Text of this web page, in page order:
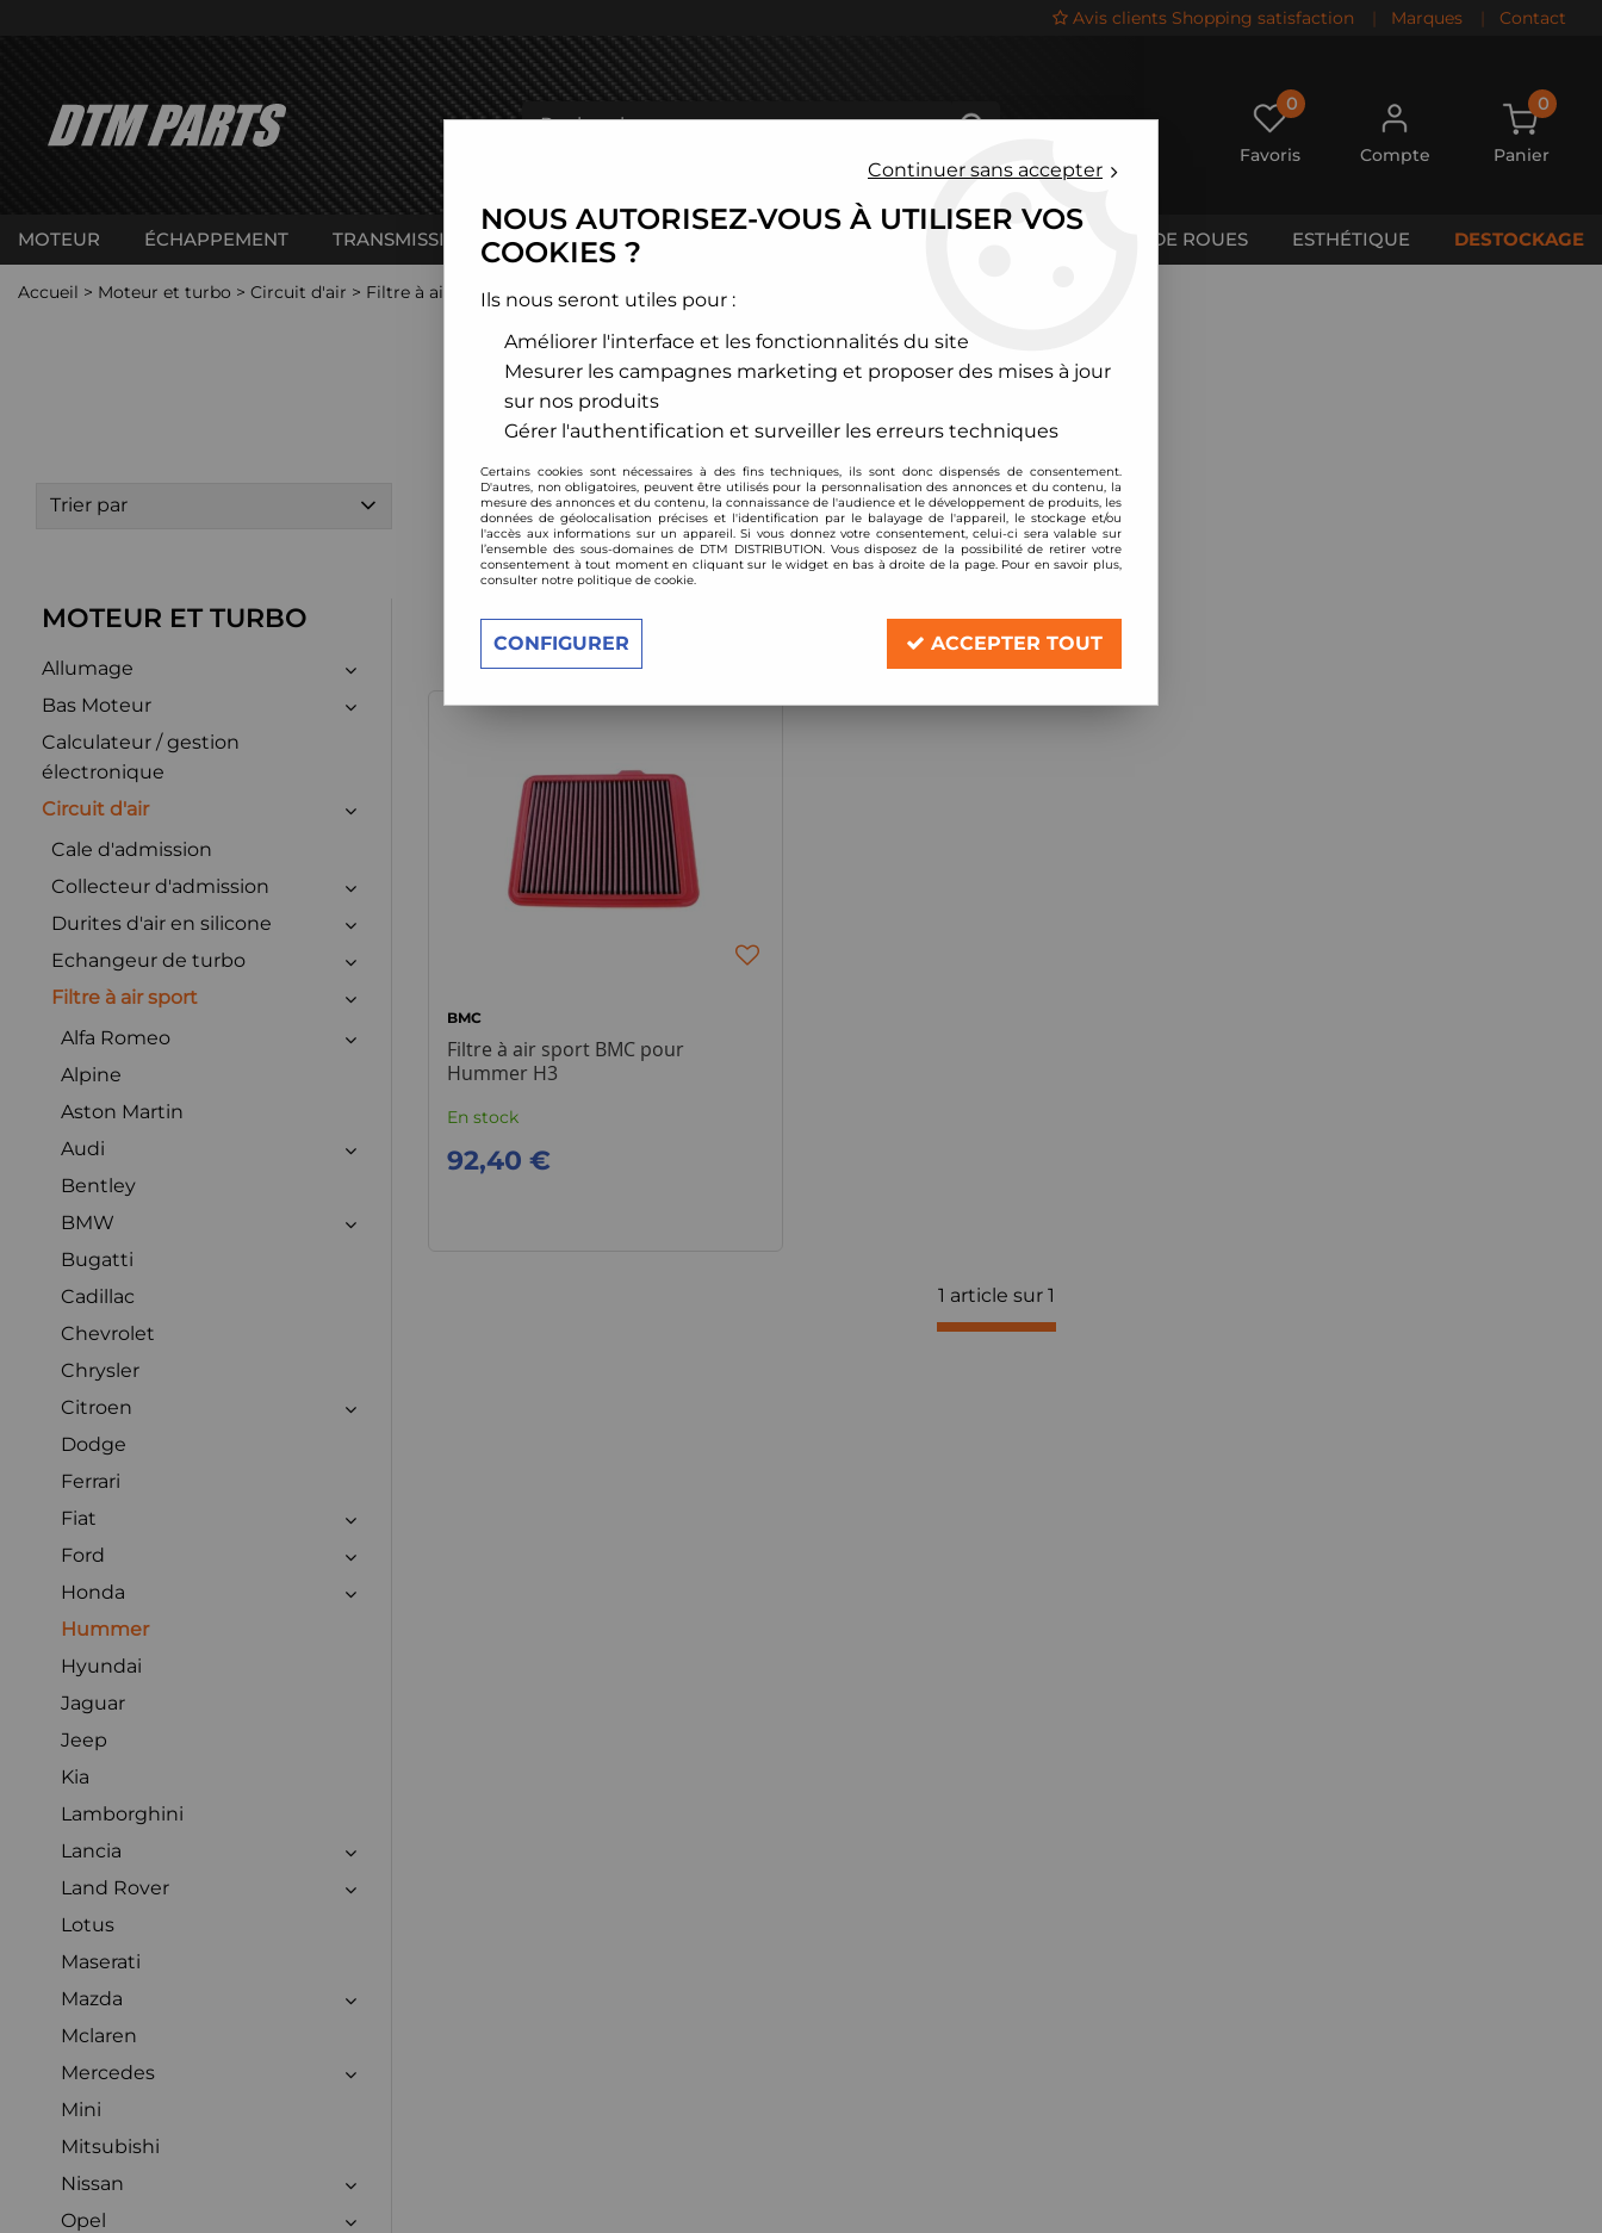
Avis clients Shopping satisfaction | Marques | Contact
0
Favoris Compte
0
Panier
MOTEUR ÉCHAPPEMENT TRANSMISSION CHÂSSIS CALES DE ROUES ESTHÉTIQUE DESTOCKAGE
Accueil > Moteur et turbo > Circuit d'air > Filtre à air sport > Hummer
HUMMER
Trier par
MOTEUR ET TURBO
Allumage
Bas Moteur
Calculateur / gestion
électronique
Circuit d'air
Cale d'admission
Collecteur d'admission
Durites d'air en silicone
Echangeur de turbo
Filtre à air sport
Alfa Romeo
Alpine
Aston Martin
Audi
Bentley
BMW
Bugatti
Cadillac
Chevrolet
Chrysler
Citroen
Dodge
Ferrari
Fiat
Ford
Honda
Hummer
Hyundai
Jaguar
Jeep
Kia
Lamborghini
Lancia
Land Rover
Lotus
Maserati
Mazda
Mclaren
Mercedes
Mini
Mitsubishi
Nissan
Opel
1 article sur 1
BMC
Filtre à air sport BMC pour
Hummer H3
En stock
92,40 €
1 article sur 1
Continuer sans accepter
NOUS AUTORISEZ-VOUS À UTILISER VOS
COOKIES ?
Ils nous seront utiles pour :
Améliorer l'interface et les fonctionnalités du site
Mesurer les campagnes marketing et proposer des mises à jour
sur nos produits
Gérer l'authentification et surveiller les erreurs techniques
Certains cookies sont nécessaires à des fins techniques, ils sont donc dispensés de consentement.
D'autres, non obligatoires, peuvent être utilisés pour la personnalisation des annonces et du contenu, la
mesure des annonces et du contenu, la connaissance de l'audience et le développement de produits, les
données de géolocalisation précises et l'identification par le balayage de l'appareil, le stockage et/ou
l'accès aux informations sur un appareil. Si vous donnez votre consentement, celui-ci sera valable sur
l’ensemble des sous-domaines de DTM DISTRIBUTION. Vous disposez de la possibilité de retirer votre
consentement à tout moment en cliquant sur le widget en bas à droite de la page. Pour en savoir plus,
consulter notre politique de cookie.
CONFIGURER ACCEPTER TOUT